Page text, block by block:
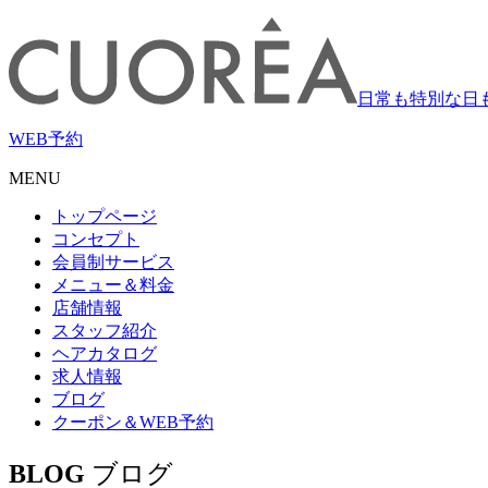
日常も特別な日
WEB予約
MENU
トップページ
コンセプト
会員制サービス
メニュー＆料金
店舗情報
スタッフ紹介
ヘアカタログ
求人情報
ブログ
クーポン＆WEB予約
BLOG ブログ